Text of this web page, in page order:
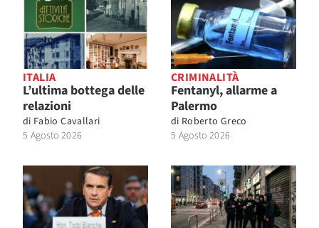
ITALIA
L’ultima bottega delle
relazioni
di Fabio Cavallari
5 Agosto 2026
CRIMINALITÀ
Fentanyl, allarme a
Palermo
di Roberto Greco
5 Agosto 2026